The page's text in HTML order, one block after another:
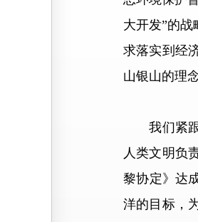
大开发”的
求落实到经
山银山的理
我们紧跟
人类文明负
黎协定》达
洋的目标，